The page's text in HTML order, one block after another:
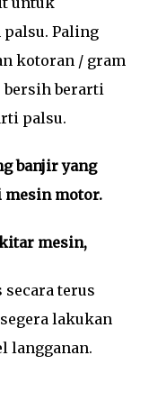
palsu. Paling
kotoran / gram
bersih berarti
palsu.
banjir yang
motor.
mesin,
secara terus
lakukan
langganan.